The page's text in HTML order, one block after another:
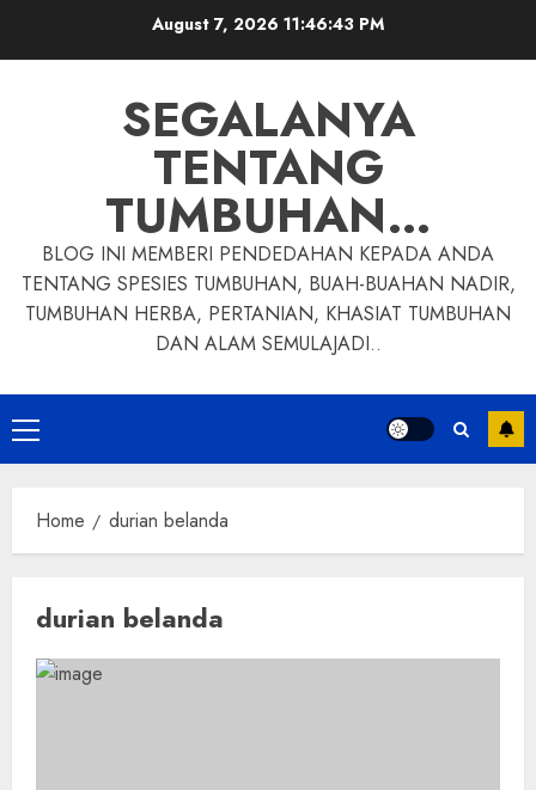
August 7, 2026 11:46:44 PM
SEGALANYA
TENTANG
TUMBUHAN…
BLOG INI MEMBERI PENDEDAHAN KEPADA ANDA
TENTANG SPESIES TUMBUHAN, BUAH-BUAHAN NADIR,
TUMBUHAN HERBA, PERTANIAN, KHASIAT TUMBUHAN
DAN ALAM SEMULAJADI..
Primary
Menu
Home durian belanda
durian belanda